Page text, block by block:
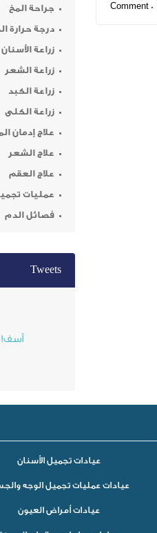
0 Comment
جراحة المخ
درجة حرارة
زراعة الأسنان
زراعة الشعر
زراعة الكبد
زراعة الكلى
علاج إدمان
علاج الشعر
علاج العقم
عمليات
فصائل الدم
Tweets
آسف!
عيادات تجميل الأسنان
عيادات عمليات تجميل الوجه
عيادات أمراض العيون